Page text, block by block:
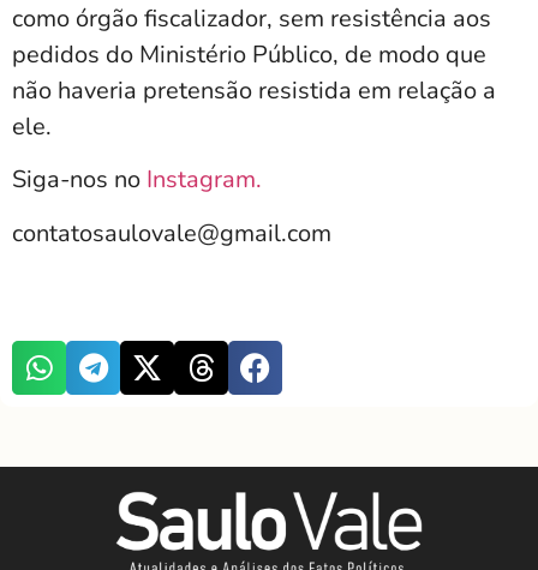
como órgão fiscalizador, sem resistência aos
pedidos do Ministério Público, de modo que
não haveria pretensão resistida em relação a
ele.
Siga-nos no Instagram.
contatosaulovale@gmail.com